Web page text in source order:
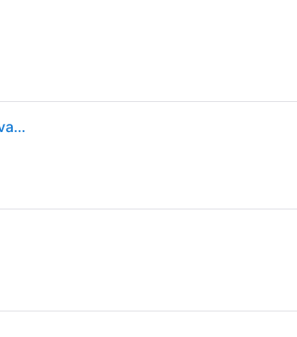
Goodyear Eagle F1 Asymmetric 6 ( 245/45 R18 100Y XL EVR, vannesuojalla (MFS) )